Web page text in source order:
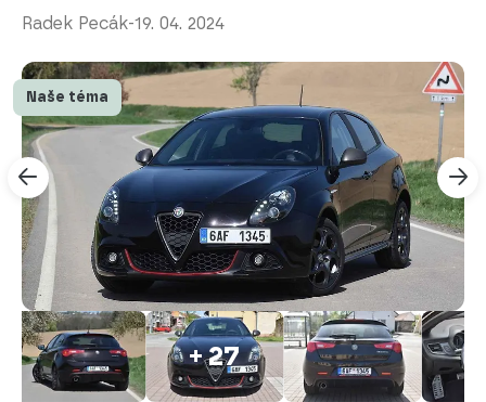
Radek Pecák-19. 04. 2024
+ 27
Naše téma